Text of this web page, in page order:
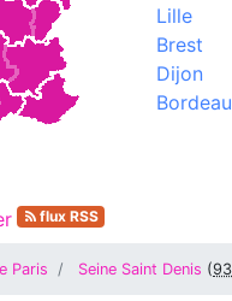
Lille
Brest
Dijon
flux RSS
Paris Seine Saint Denis (93